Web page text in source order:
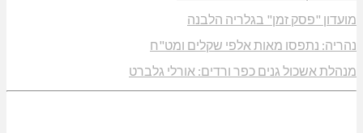
מועדון "פסק זמן" בגלריה הלבנה
נהריה: נתפסו מאות אלפי שקלים ומט"ח
מנהלת אשכול גנים כפר ורדים: אורלי גלברט